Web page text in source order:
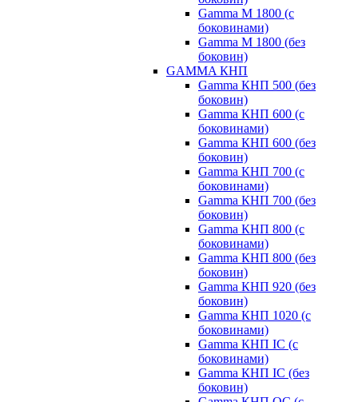
Gamma M 1800 (с
боковинами)
Gamma M 1800 (без
боковин)
GAMMA КНП
Gamma КНП 500 (без
боковин)
Gamma КНП 600 (с
боковинами)
Gamma КНП 600 (без
боковин)
Gamma КНП 700 (с
боковинами)
Gamma КНП 700 (без
боковин)
Gamma КНП 800 (с
боковинами)
Gamma КНП 800 (без
боковин)
Gamma КНП 920 (без
боковин)
Gamma КНП 1020 (с
боковинами)
Gamma КНП IC (c
боковинами)
Gamma КНП IC (без
боковин)